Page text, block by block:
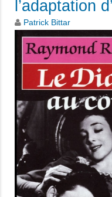
l’adaptation
Patrick Bittar